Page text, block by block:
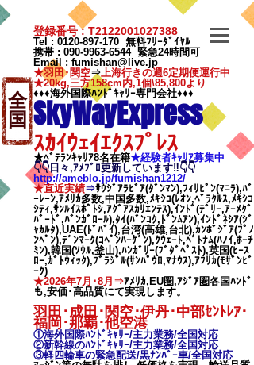
全
国
登録番号 : T2122001027388
Tel : 0120-897-170 無料ﾌﾘｰﾀﾞｲﾔﾙ
携帯 : 090-9963-6544緊急24時間可
Email : fumishan@live.jp
★羽田･関空⇒上海行きの週6定期便運行中
★20kg,三方158cm内,1個\85,800より
♦♦♦海外国際ﾊﾝﾄﾞｷｬﾘｰ専門会社♦♦♦
SkyWayExpress
ｽｶｲｳｪｲｴｸｽﾌﾟﾚｽ
★ﾍﾞﾃﾗﾝｷｬﾘｱ8名在籍★​経験者ｷｬﾘｱ募集中
👇👇日々,ｱﾒﾌﾞﾛ更新しています‼👇👇
http://ameblo.jp/fumishan1212/
★直近実績⇒ｻｳｼﾞｱﾗﾋﾞｱ(ﾀﾞﾝﾏﾝ),ﾌｨﾘﾋﾟﾝ(ﾏﾆﾗ),ﾊﾞ
ｰﾚｰﾝ,ｱﾒﾘｶ多数,中国多数,ﾒｷｼｺ(ﾚｵﾝ,ﾍﾞﾗｸﾙｽ,ﾒｷｼｺ
ｼﾃｨ,ｻﾝﾙｲｽﾎﾟﾄｼ,ｱｸﾞｱｽｶﾘｴﾝﾃｽ),ｲﾝﾄﾞ(ﾃﾞﾘｰ,ｱｰﾒﾀﾞ
ﾊﾞｰﾄﾞ,ﾊﾞﾝｶﾞﾛｰﾙ),ﾀｲ(ﾊﾞﾝｺｸ,ﾄﾞﾝﾑｱﾝ),ｲﾝﾄﾞﾈｼｱ(ｼﾞ
ｬｶﾙﾀ),UAE(ﾄﾞﾊﾞｲ),台湾(高雄,台北),ｶﾝﾎﾞｼﾞｱ(ﾌﾟﾉ
ﾝﾍﾟﾝ),ﾃﾞﾝﾏｰｸ(ｺﾍﾟﾝﾊｰｹﾞﾝ),ｸｳｪｰﾄ,ﾍﾞﾄﾅﾑ(ﾊﾉｲ,ﾎｰﾁ
ﾐﾝ),韓国(ｿｳﾙ,釜山),ﾊﾝｶﾞﾘｰ(ﾌﾞﾀﾞﾍﾟｽﾄ),英国(ﾋｰｽ
ﾛｰ,ｶﾞﾄｳｨｯｸ),ﾌﾞﾗｼﾞﾙ(ｻﾝﾊﾟｳﾛ,ﾏﾅｳｽ),ｱﾌﾘｶ(ﾓｻﾞﾝﾋﾞ
ｰｸ)
★2026年7月･8月⇒ｱﾒﾘｶ,EU圏,ｱｼﾞｱ圏各国ﾊﾝﾄﾞ
も,安価･高品質にて実現します。
羽田･成田･関空･伊丹･中部ｾﾝﾄﾚｱ･
福岡･那覇･他空港
①海外国際ﾊﾝﾄﾞｷｬﾘｰ/主力業務/全国対応
②新幹線のﾊﾝﾄﾞｷｬﾘｰ/主力業務/全国対応
③軽四輪車の緊急配送/黒ﾅﾝﾊﾞｰ車/全国対応